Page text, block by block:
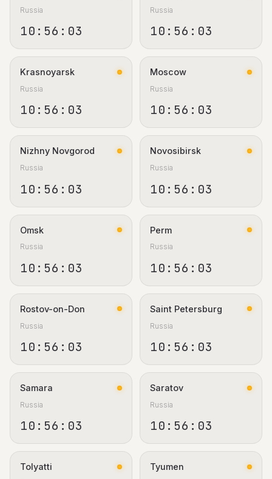
Russia
10:56:03
Russia
10:56:03
Krasnoyarsk
Russia
10:56:03
Moscow
Russia
10:56:03
Nizhny Novgorod
Russia
10:56:03
Novosibirsk
Russia
10:56:03
Omsk
Russia
10:56:03
Perm
Russia
10:56:03
Rostov-on-Don
Russia
10:56:03
Saint Petersburg
Russia
10:56:03
Samara
Russia
10:56:03
Saratov
Russia
10:56:03
Tolyatti Tyumen